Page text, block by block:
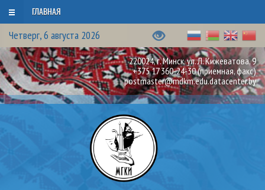
Четверг, 6 августа 2026
220024, г. Минск, ул. Л. Кижеватова, 9
+375 17 360-24-30(приемная, факс)
postmaster@mdkm.edu.datacenter.by
ГЛАВНАЯ